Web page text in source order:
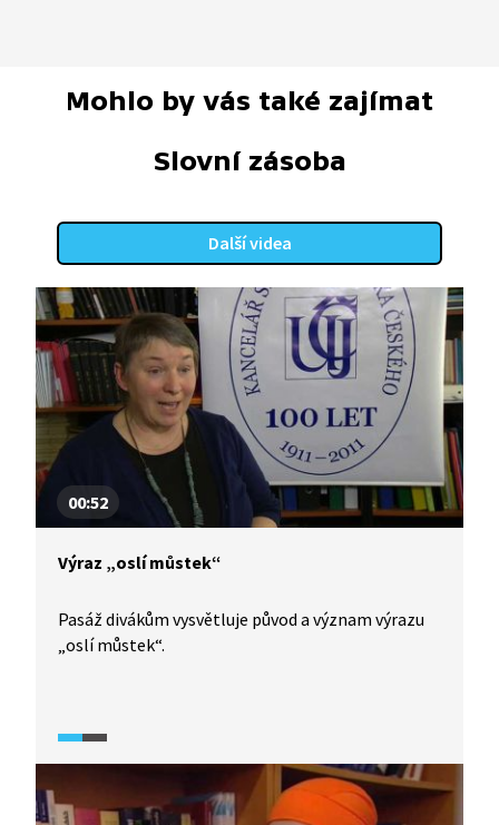
Mohlo by vás také zajímat
Slovní zásoba
Další videa
00:52
Výraz „oslí můstek“
Pasáž divákům vysvětluje původ a význam výrazu
„oslí můstek“.